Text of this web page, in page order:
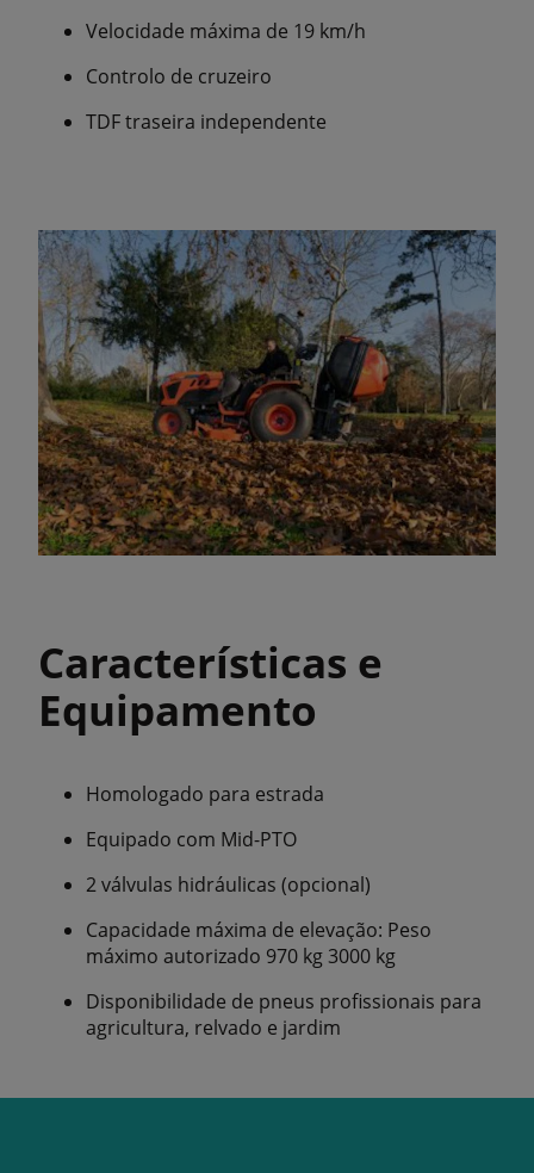
Velocidade máxima de 19 km/h
Controlo de cruzeiro
TDF traseira independente
Características e
Equipamento
Homologado para estrada
Equipado com Mid-PTO
2 válvulas hidráulicas (opcional)
Capacidade máxima de elevação: Peso
máximo autorizado 970 kg 3000 kg
Disponibilidade de pneus profissionais para
agricultura, relvado e jardim